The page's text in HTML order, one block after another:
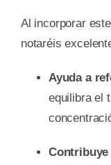
Al incorporar
notaréis
Ayuda a
equilibra el